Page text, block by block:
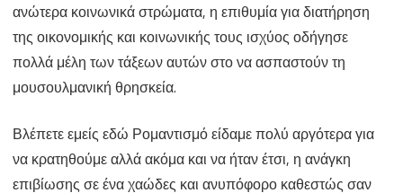
ανώτερα κοινωνικά στρώματα, η επιθυμία για διατήρηση
της οικονομικής και κοινωνικής τους ισχύος οδήγησε
πολλά μέλη των τάξεων αυτών στο να ασπαστούν τη
μουσουλμανική θρησκεία.
Βλέπετε εμείς εδώ Ρομαντισμό είδαμε πολύ αργότερα για
να κρατηθούμε αλλά ακόμα και να ήταν έτσι, η ανάγκη
επιβίωσης σε ένα χαώδες και ανυπόφορο καθεστώς σαν